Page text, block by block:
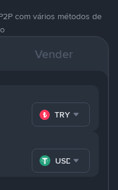
com vários métodos de
Vender
TRY
USDT